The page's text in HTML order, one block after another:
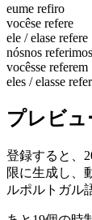
eume refiro
vocêse refere
ele / elase refere
nósnos referimos
vocêsse referem
eles / elasse
プレビュ
登録すると、
限に生成し、
ルポルトガル